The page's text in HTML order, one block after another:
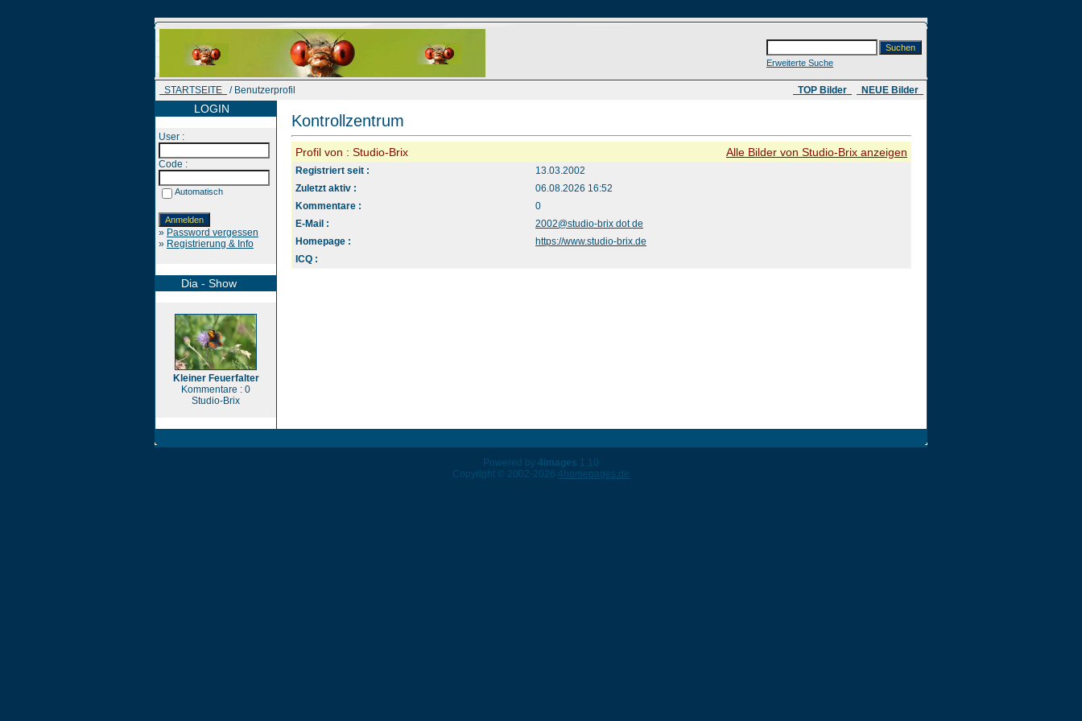
Erweiterte Suche
STARTSEITE / Benutzerprofil ​ TOP Bilder NEUE Bilder
LOGIN
User :
Code :
Automatisch
» Password vergessen
» Registrierung & Info
Dia - Show
Kleiner Feuerfalter
Kommentare : 0
Studio-Brix
Kontrollzentrum
Profil von : Studio-Brix Alle Bilder von Studio-Brix anzeigen
Registriert seit :
13.03.2002
Zuletzt aktiv :
06.08.2026 16:52
Kommentare :
0
E-Mail :
2002@studio-brix dot de
Homepage :
https://www.studio-brix.de
ICQ :
Powered by 4images 1.10
Copyright © 2002-2026 4homepages.de